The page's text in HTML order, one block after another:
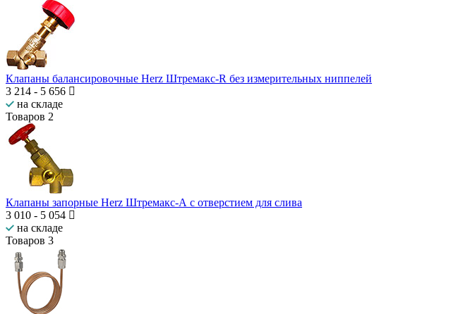
Клапаны балансировочные Herz Штремакс-R без измерительных ниппелей
3 214 - 5 656
на складе
Товаров 2
Клапаны запорные Herz Штремакс-А с отверстием для слива
3 010 - 5 054
на складе
Товаров 3